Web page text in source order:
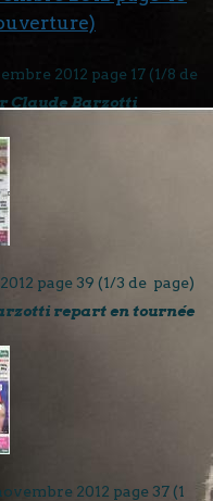
2012 page 17 (1/8 de
Claude Barzotti
page 39 (1/3 de page)
repart en tournée
2012 page 37 (1